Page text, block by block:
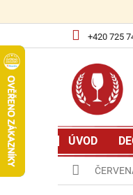
+420 725
ÚVOD
Domů